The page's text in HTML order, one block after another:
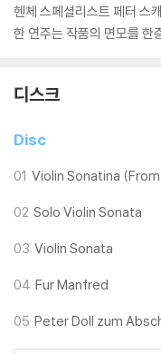
헨체 스페셜리스트 페터 스
한 연주는 작품의 면모를 한
디스크
Disc
01 Violin Sonatina
02 Solo Violin Sonata
03 Violin Sonata
04 Fur Manfred
05 Peter Doll zum